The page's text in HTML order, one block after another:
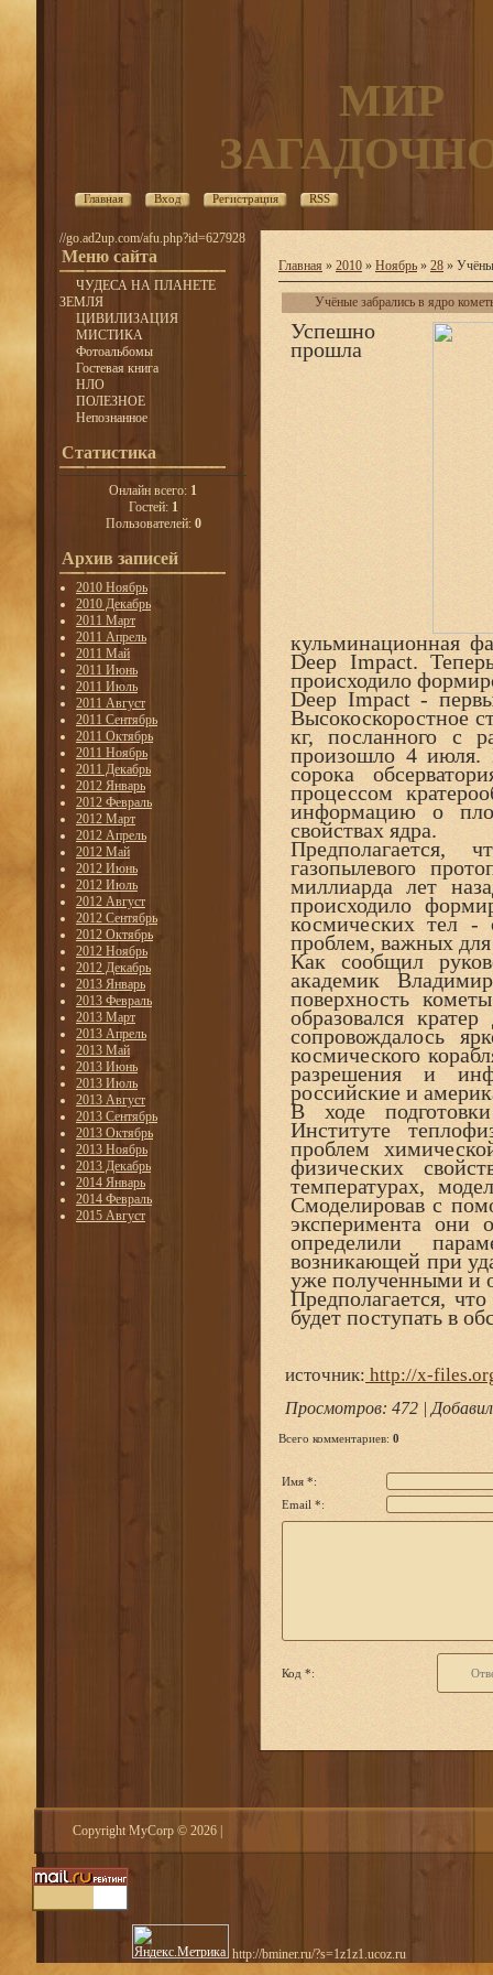
МИР
Главная Вход Регистрация RSS
//go.ad2up.com/afu.php?id=627928
Меню сайта
ЧУДЕСА НА ПЛАНЕТЕ
ЗЕМЛЯ
ЦИВИЛИЗАЦИЯ
МИСТИКА
Фотоальбомы
Гостевая книга
НЛО
ПОЛЕЗНОЕ
Непознанное
Статистика
Онлайн всего: 1
Гостей: 1
Пользователей: 0
Архив записей
2010 Ноябрь
2010 Декабрь
2011 Март
2011 Апрель
2011 Май
2011 Июнь
2011 Июль
2011 Август
2011 Сентябрь
2011 Октябрь
2011 Ноябрь
2011 Декабрь
2012 Январь
2012 Февраль
2012 Март
2012 Апрель
2012 Май
2012 Июнь
2012 Июль
2012 Август
2012 Сентябрь
2012 Октябрь
2012 Ноябрь
2012 Декабрь
2013 Январь
2013 Февраль
2013 Март
2013 Апрель
2013 Май
2013 Июнь
2013 Июль
2013 Август
2013 Сентябрь
2013 Октябрь
2013 Ноябрь
2013 Декабрь
2014 Январь
2014 Февраль
2015 Август
Главная » 2010 » Ноябрь » 28 »
Учёные забрались в ядро
Успешно
прошла
кульминационная
Deep Impact.
происходило
Deep Impact -
Высокоскоростное
кг, посланного с
произошло 4 июля.
сорока
процессом
информацию о
свойствах ядра.
Предполагается,
газопылевого
миллиарда лет
происходило
космических тел
проблем, важных
Как сообщил
академик
поверхность
образовался
сопровождалось
космического
разрешения и
российские и
В ходе
Институте
проблем
физических
температурах,
Смоделировав с
эксперимента они
определили
возникающей при
уже полученными и
Предполагается,
будет поступать в
источник: http://x-
Просмотров: 472 | Добавил
Всего комментариев: 0
Имя *:
Email *:
Код *:
Copyright MyCorp © 2026
http://bminer.ru/?s=1z1z1.ucoz.ru